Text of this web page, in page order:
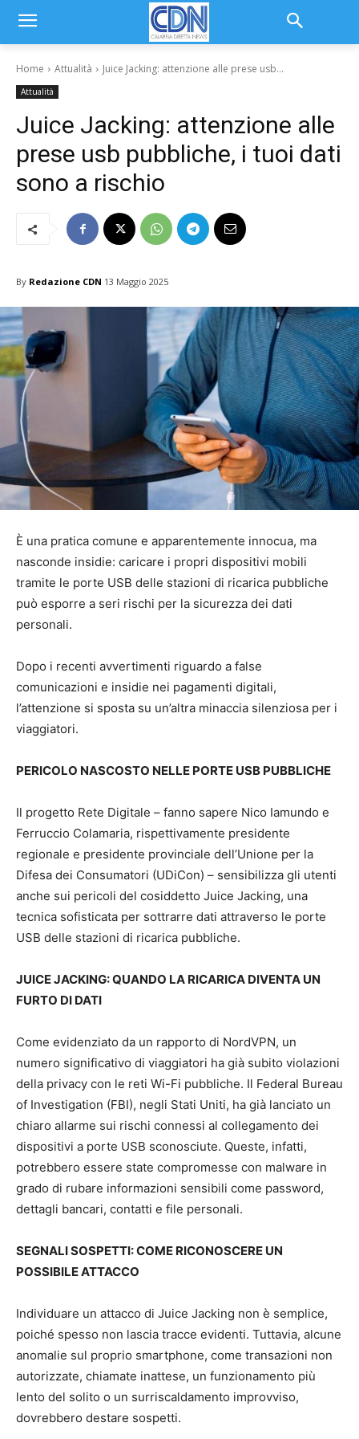
Home Attualità Juice Jacking: attenzione alle prese usb...
Attualità
Juice Jacking: attenzione alle
prese usb pubbliche, i tuoi dati
sono a rischio
By Redazione CDN 13 Maggio 2025
È una pratica comune e apparentemente innocua, ma
nasconde insidie: caricare i propri dispositivi mobili
tramite le porte USB delle stazioni di ricarica pubbliche
può esporre a seri rischi per la sicurezza dei dati
personali.
Dopo i recenti avvertimenti riguardo a false
comunicazioni e insidie nei pagamenti digitali,
l’attenzione si sposta su un’altra minaccia silenziosa per i
viaggiatori.
PERICOLO NASCOSTO NELLE PORTE USB PUBBLICHE
Il progetto Rete Digitale – fanno sapere Nico Iamundo e
Ferruccio Colamaria, rispettivamente presidente
regionale e presidente provinciale dell’Unione per la
Difesa dei Consumatori (UDiCon) – sensibilizza gli utenti
anche sui pericoli del cosiddetto Juice Jacking, una
tecnica sofisticata per sottrarre dati attraverso le porte
USB delle stazioni di ricarica pubbliche.
JUICE JACKING: QUANDO LA RICARICA DIVENTA UN
FURTO DI DATI
Come evidenziato da un rapporto di NordVPN, un
numero significativo di viaggiatori ha già subito violazioni
della privacy con le reti Wi-Fi pubbliche. Il Federal Bureau
of Investigation (FBI), negli Stati Uniti, ha già lanciato un
chiaro allarme sui rischi connessi al collegamento dei
dispositivi a porte USB sconosciute. Queste, infatti,
potrebbero essere state compromesse con malware in
grado di rubare informazioni sensibili come password,
dettagli bancari, contatti e file personali.
SEGNALI SOSPETTI: COME RICONOSCERE UN
POSSIBILE ATTACCO
Individuare un attacco di Juice Jacking non è semplice,
poiché spesso non lascia tracce evidenti. Tuttavia, alcune
anomalie sul proprio smartphone, come transazioni non
autorizzate, chiamate inattese, un funzionamento più
lento del solito o un surriscaldamento improvviso,
dovrebbero destare sospetti.